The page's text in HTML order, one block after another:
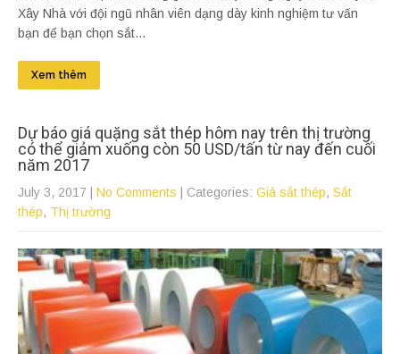
Xây Nhà với đội ngũ nhân viên dạng dày kinh nghiệm tư vấn
bạn để bạn chọn sắt...
Xem thêm
Dự báo giá quặng sắt thép hôm nay trên thị trường
có thể giảm xuống còn 50 USD/tấn từ nay đến cuối
năm 2017
July 3, 2017 No Comments | Categories: Giá sắt thép, Sắt
thép, Thị trường